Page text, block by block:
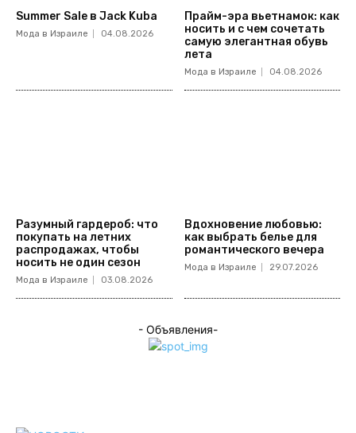
Summer Sale в Jack Kuba
Мода в Израиле 04.08.2026
Прайм-эра вьетнамок: как
носить и с чем сочетать
самую элегантная обувь
лета
Мода в Израиле 04.08.2026
Разумный гардероб: что
покупать на летних
распродажах, чтобы
носить не один сезон
Мода в Израиле 03.08.2026
Вдохновение любовью:
как выбрать белье для
романтического вечера
Мода в Израиле 29.07.2026
- Объявления-